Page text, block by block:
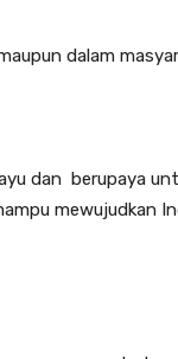
dalam
dan berupaya
mewujudkan